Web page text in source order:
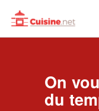
On
du